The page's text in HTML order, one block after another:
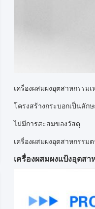
เครื่องผสมผงอุตสาหกรรม
โครงสร้างกระบอกเป็นลั
ไม่มีการสะสมของวัสดุ
เครื่องผสมผงอุตสาหกรรม
เครื่องผสมผงแป้งอุตสา